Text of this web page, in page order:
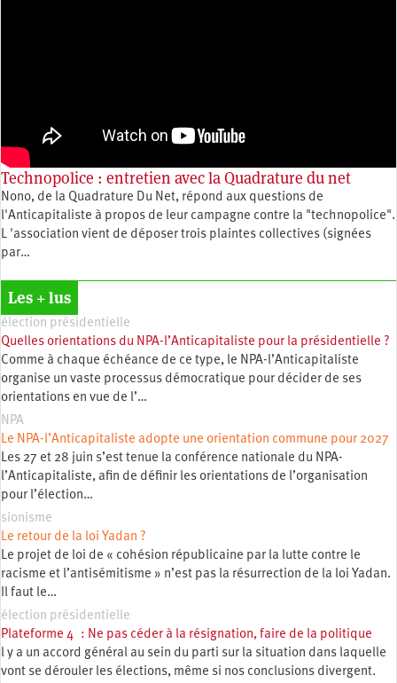
Technopolice : entretien avec la Quadrature du net
Nono, de la Quadrature Du Net, répond aux questions de
l'Anticapitaliste à propos de leur campagne contre la "technopolice".
L 'association vient de déposer trois plaintes collectives (signées
par…
Les + lus
élection présidentielle
Quelles orientations du NPA-l’Anticapitaliste pour la présidentielle ?
Comme à chaque échéance de ce type, le NPA-l’Anticapitaliste
organise un vaste processus démocratique pour décider de ses
orientations en vue de l’…
NPA
Le NPA-l’Anticapitaliste adopte une orientation commune pour 2027
Les 27 et 28 juin s’est tenue la conférence nationale du NPA-
l’Anticapitaliste, afin de définir les orientations de l’organisation
pour l’élection…
sionisme
Le retour de la loi Yadan ?
Le projet de loi de « cohésion républicaine par la lutte contre le
racisme et l’antisémitisme » n’est pas la résurrection de la loi Yadan.
Il faut le…
élection présidentielle
Plateforme 4 : Ne pas céder à la résignation, faire de la politique
l y a un accord général au sein du parti sur la situation dans laquelle
vont se dérouler les élections, même si nos conclusions divergent.